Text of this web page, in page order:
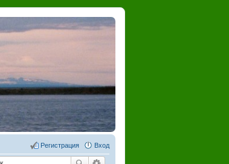
Вход
Регистрация